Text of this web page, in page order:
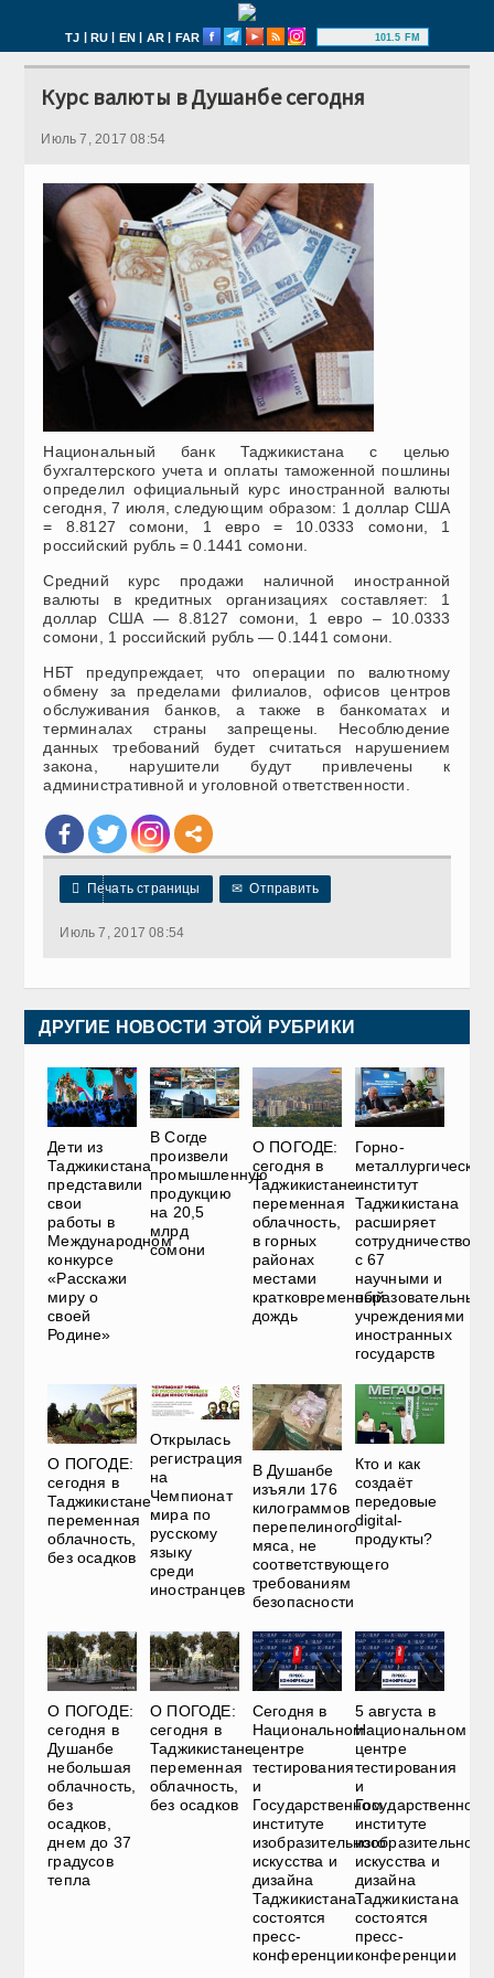
TJ | RU | EN | AR | FAR 101.5 FM
Курс валюты в Душанбе сегодня
Июль 7, 2017 08:54
Национальный банк Таджикистана с целью
бухгалтерского учета и оплаты таможенной пошлины
определил официальный курс иностранной валюты
сегодня, 7 июля, следующим образом: 1 доллар США
= 8.8127 сомони, 1 евро = 10.0333 сомони, 1
российский рубль = 0.1441 сомони.
Средний курс продажи наличной иностранной
валюты в кредитных организациях составляет: 1
доллар США — 8.8127 сомони, 1 евро – 10.0333
сомони, 1 российский рубль — 0.1441 сомони.
НБТ предупреждает, что операции по валютному
обмену за пределами филиалов, офисов центров
обслуживания банков, а также в банкоматах и
терминалах страны запрещены. Несоблюдение
данных требований будет считаться нарушением
закона, нарушители будут привлечены к
административной и уголовной ответственности.
 Печать страницы ✉ Отправить
Июль 7, 2017 08:54
ДРУГИЕ НОВОСТИ ЭТОЙ РУБРИКИ
Дети из
Таджикистана
представили
свои
работы в
Международном
конкурсе
«Расскажи
миру о
своей
Родине»
В Согде
произвели
промышленную
продукцию
на 20,5
млрд
сомони
О ПОГОДЕ:
сегодня в
Таджикистане
переменная
облачность,
в горных
районах
местами
кратковременный
дождь
Горно-
металлургический
институт
Таджикистана
расширяет
сотрудничество
с 67
научными и
учреждениями
иностранных
государств
О ПОГОДЕ:
сегодня в
Таджикистане
переменная
облачность,
без осадков
Открылась
регистрация
на
Чемпионат
мира по
русскому
языку
среди
иностранцев
В Душанбе
изъяли 176
килограммов
перепелиного
мяса, не
соответствующего
требованиям
безопасности
Кто и как
создаёт
передовые
digital-
продукты?
О ПОГОДЕ:
сегодня в
Душанбе
небольшая
облачность,
без
осадков,
днем до 37
градусов
тепла
О ПОГОДЕ:
сегодня в
Таджикистане
переменная
облачность,
без осадков
Сегодня в
Национальном
центре
тестирования
и
Государственном
институте
изобразительного
искусства и
дизайна
Таджикистана
состоятся
пресс-
конференции
5 августа в
Национальном
центре
тестирования
и
Государственном
институте
изобразительного
искусства и
дизайна
Таджикистана
состоятся
пресс-
конференции